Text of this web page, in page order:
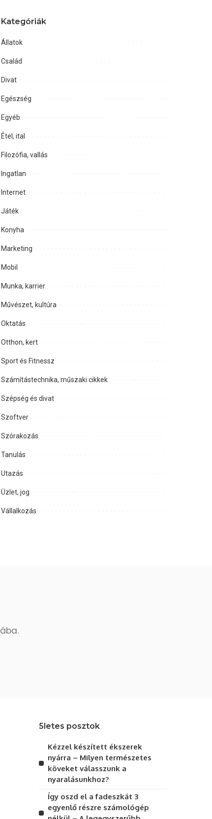
Kategóriák
Állatok
Család
Divat
Egészség
Egyéb
Étel, ital
Filozófia, vallás
Ingatlan
Internet
Játék
Konyha
Marketing
Mobil
Munka, karrier
Művészet, kultúra
Oktatás
Otthon, kert
Sport és Fitnessz
Számítástechnika, műszaki cikkek
Szépség és divat
Szoftver
Szórakozás
Tanulás
Utazás
Üzlet, jog
Vállalkozás
5letes posztok
Kézzel készített ékszerek
nyárra – Milyen természetes
köveket válasszunk a
nyaralásunkhoz?
Így oszd el a fadeszkát 3
egyenlő részre számológép